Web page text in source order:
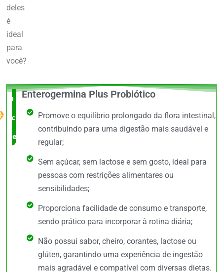
deles
é
ideal
para
você?
O Melhor
custo x
benefício
Enterogermina Plus Probiótico
Promove o equilíbrio prolongado da flora intestinal,
contribuindo para uma digestão mais saudável e
regular;
Sem açúcar, sem lactose e sem gosto, ideal para
pessoas com restrições alimentares ou
sensibilidades;
Proporciona facilidade de consumo e transporte,
sendo prático para incorporar à rotina diária;
Não possui sabor, cheiro, corantes, lactose ou
glúten, garantindo uma experiência de ingestão
mais agradável e compatível com diversas dietas.